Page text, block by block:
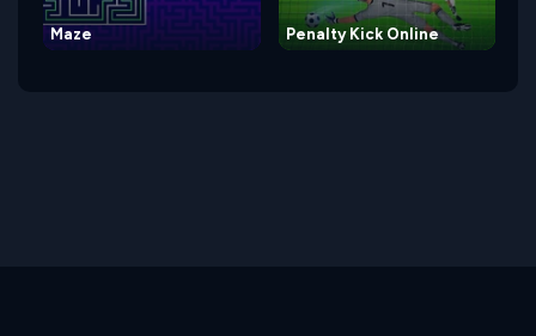
Maze Penalty Kick Online